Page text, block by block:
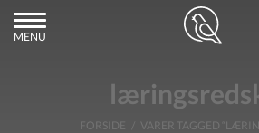
MENU
FORSIDE / VARER TAGGED